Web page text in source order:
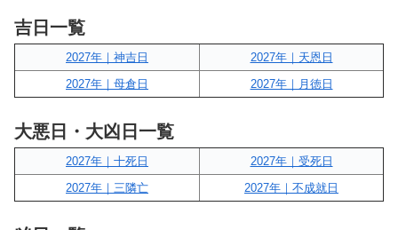
吉日一覧
2027年｜神吉日
2027年｜天恩日
2027年｜母倉日
2027年｜月徳日
大悪日・大凶日一覧
2027年｜十死日
2027年｜受死日
2027年｜三隣亡
2027年｜不成就日